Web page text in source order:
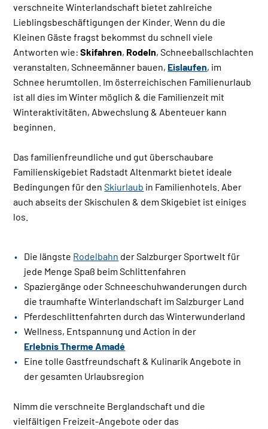
verschneite Winterlandschaft bietet zahlreiche
Lieblingsbeschäftigungen der Kinder. Wenn du die
Kleinen Gäste fragst bekommst du schnell viele
Antworten wie: Skifahren, Rodeln, Schneeballschlachten
veranstalten, Schneemänner bauen, Eislaufen, im
Schnee herumtollen. Im österreichischen Familienurlaub
ist all dies im Winter möglich & die Familienzeit mit
Winteraktivitäten, Abwechslung & Abenteuer kann
beginnen.
Das familienfreundliche und gut überschaubare
Familienskigebiet Radstadt Altenmarkt bietet ideale
Bedingungen für denSkiurlaub in Familienhotels. Aber
auch abseits der Skischulen & dem Skigebiet ist einiges
los.
Die längste Rodelbahn der Salzburger Sportwelt für
jede Menge Spaß beim Schlittenfahren
Spaziergänge oder Schneeschuhwanderungen durch
die traumhafte Winterlandschaft im Salzburger Land
Pferdeschlittenfahrten durch das Winterwunderland
Wellness, Entspannung und Action in der
Erlebnis Therme Amadé
Eine tolle Gastfreundschaft & Kulinarik Angebote in
der gesamten Urlaubsregion
Nimm die verschneite Berglandschaft und die
vielfältigen Freizeit-Angebote oder das